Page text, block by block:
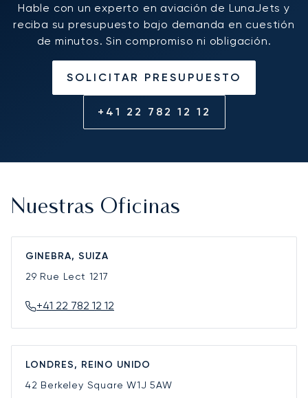
Hable con un experto en aviación de LunaJets y
reciba su presupuesto bajo demanda en cuestión
de minutos. Sin compromiso ni obligación.
SOLICITAR PRESUPUESTO
+41 22 782 12 12
Nuestras Oficinas
GINEBRA, SUIZA
29 Rue Lect 1217
+41 22 782 12 12
LONDRES, REINO UNIDO
42 Berkeley SquareW1J 5AW